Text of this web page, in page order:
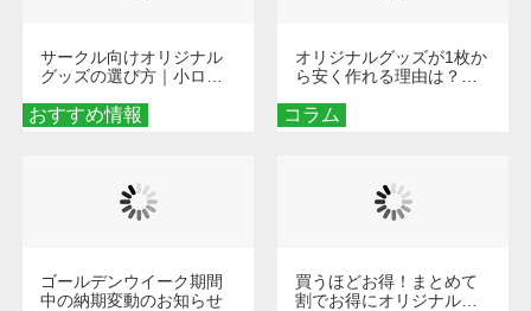
おすすめ情報
サークル向けオリジナル
グッズの選び方｜小ロッ
める秘訣
コラム
オリジナルグッズが1枚か
ら安く作れる理由は？オ
とメリットを解説
ゴールデンウイーク期間
中の納期変動のお知らせ
買うほどお得！まとめて
割でお得にオリジナルグ